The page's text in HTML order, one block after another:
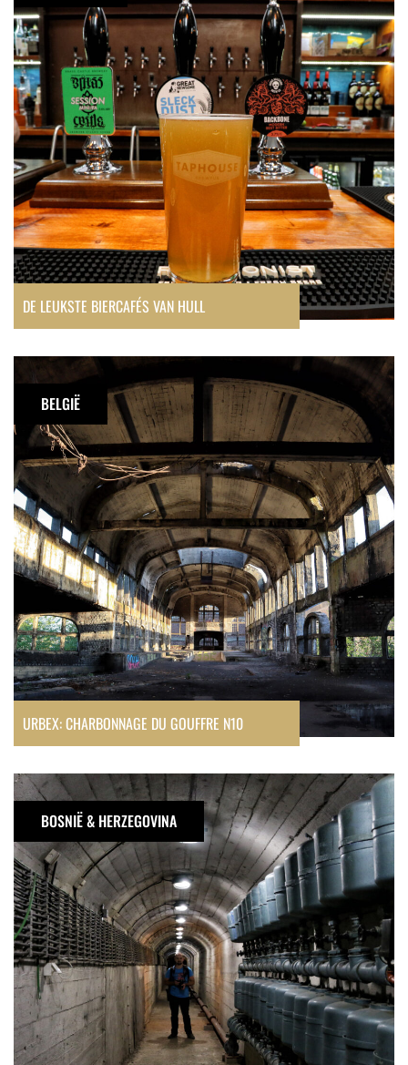
biercafés
van
Hull
DE LEUKSTE BIERCAFÉS VAN HULL
Urbex:
Charbonnage
du
Gouffre
N10
BELGIË
URBEX: CHARBONNAGE DU GOUFFRE N10
Tito’s
Bunker
in
Konjic
BOSNIË & HERZEGOVINA